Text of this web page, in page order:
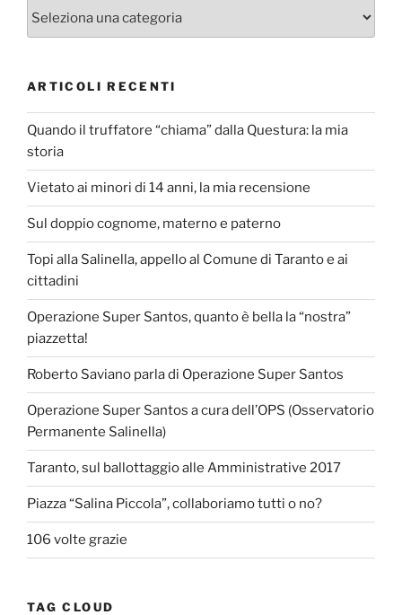
ARTICOLI RECENTI
Quando il truffatore “chiama” dalla Questura: la mia
storia
Vietato ai minori di 14 anni, la mia recensione
Sul doppio cognome, materno e paterno
Topi alla Salinella, appello al Comune di Taranto e ai
cittadini
Operazione Super Santos, quanto è bella la “nostra”
piazzetta!
Roberto Saviano parla di Operazione Super Santos
Operazione Super Santos a cura dell’OPS (Osservatorio
Permanente Salinella)
Taranto, sul ballottaggio alle Amministrative 2017
Piazza “Salina Piccola”, collaboriamo tutti o no?
106 volte grazie
TAG CLOUD